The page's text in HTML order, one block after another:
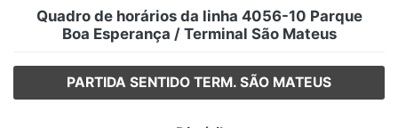
Quadro de horários da linha 4056-10 Parque
Boa Esperança / Terminal São Mateus
PARTIDA SENTIDO TERM. SÃO MATEUS